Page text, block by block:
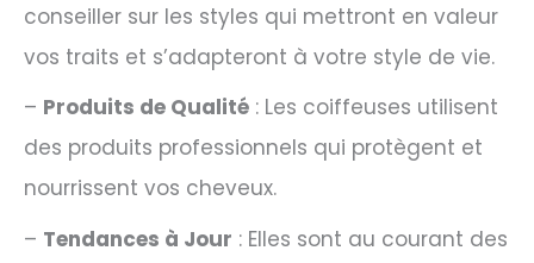
conseiller sur les styles qui mettront en valeur
vos traits et s’adapteront à votre style de vie.
– Produits de Qualité : Les coiffeuses utilisent
des produits professionnels qui protègent et
nourrissent vos cheveux.
– Tendances à Jour : Elles sont au courant des